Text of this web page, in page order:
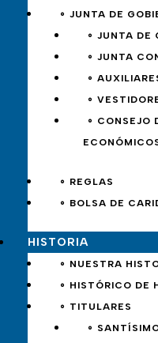
∘ JUNTA DE
∘ JUNTA DE
∘ JUNTA
∘
∘
∘ CONSEJO
∘ REGLAS
∘ BOLSA DE
HISTORIA
∘ NUESTRA
∘ HISTÓRICO DE
∘ TITULARES
∘